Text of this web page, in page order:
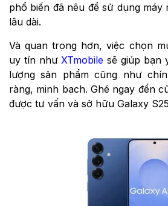
phổ biến đã nêu để sử dụng
lâu dài.
Và quan trọng hơn, việc chọn
uy tín như XTmobile sẽ giúp bạn
lượng sản phẩm cũng như
ràng, minh bạch. Ghé ngay đến
được tư vấn và sở hữu Galaxy